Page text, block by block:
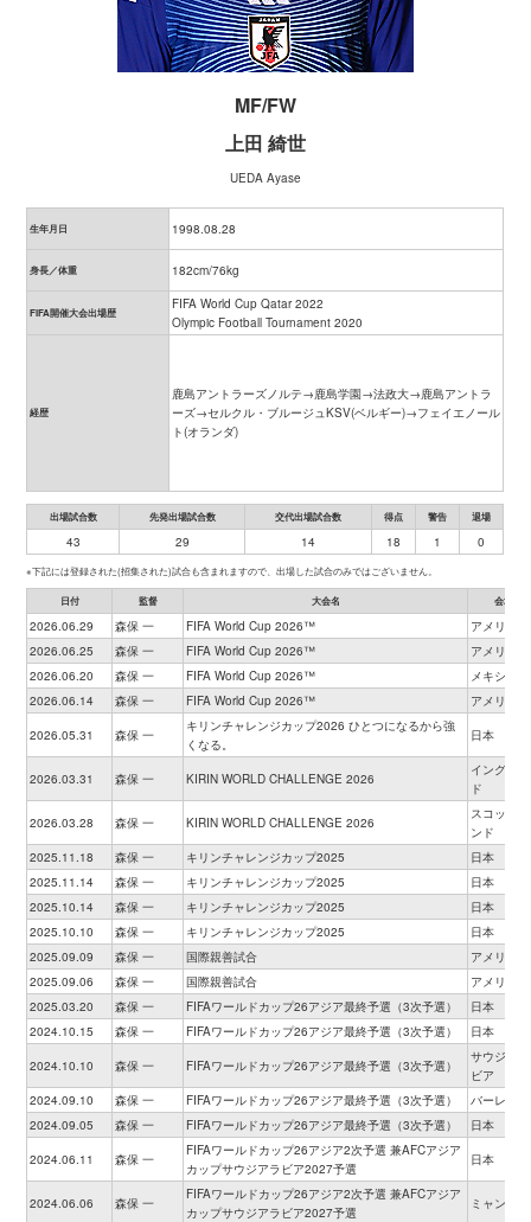
MF/FW
上田 綺世
UEDA Ayase
生年月日 1998.08.28
身長／体重 182cm/76kg
FIFA開催大会出場歴
FIFA World Cup Qatar 2022
Olympic Football Tournament 2020
経歴
鹿島アントラーズノルテ→鹿島学園→法政大→鹿島アントラ
ーズ→セルクル・ブルージュKSV(ベルギー)→フェイエノール
ト(オランダ)
出場試合数 先発出場試合数 交代出場試合数 得点 警告 退場
43 29 14 18 1 0
※下記には登録された(招集された)試合も含まれますので、出場した試合のみではございません。
日付 監督 大会名 会場
2026.06.29 森保 一 FIFA World Cup 2026™
アメリカ
2026.06.25
森保 一 FIFA World Cup 2026™
アメリカ
2026.06.20
森保 一 FIFA World Cup 2026™
メキシコ
2026.06.14
森保 一 FIFA World Cup 2026™ アメリカ
2026.05.31 森保 一
キリンチャレンジカップ2026 ひとつになるから強
くなる。
日本
2026.03.31 森保 一 KIRIN WORLD CHALLENGE 2026
イングラン
ド
2026.03.28 森保 一 KIRIN WORLD CHALLENGE 2026
スコットラ
ンド
2025.11.18
森保 一 キリンチャレンジカップ2025
日本
2025.11.14
森保 一 キリンチャレンジカップ2025
日本
2025.10.14
森保 一 キリンチャレンジカップ2025
日本
2025.10.10
森保 一 キリンチャレンジカップ2025
日本
2025.09.09
森保 一 国際親善試合
アメリカ
2025.09.06
森保 一 国際親善試合
アメリカ
2025.03.20
森保 一 FIFAワールドカップ26アジア最終予選（3次予選）
日本
2024.10.15
森保 一 FIFAワールドカップ26アジア最終予選（3次予選） 日本
2024.10.10 森保 一 FIFAワールドカップ26アジア最終予選（3次予選）
サウジアラ
ビア
2024.09.10
森保 一 FIFAワールドカップ26アジア最終予選（3次予選）
バーレーン
2024.09.05
森保 一 FIFAワールドカップ26アジア最終予選（3次予選） 日本
2024.06.11 森保 一
FIFAワールドカップ26アジア2次予選 兼AFCアジア
カップサウジアラビア2027予選
日本
2024.06.06 森保 一
FIFAワールドカップ26アジア2次予選 兼AFCアジア
カップサウジアラビア2027予選
ミャンマー